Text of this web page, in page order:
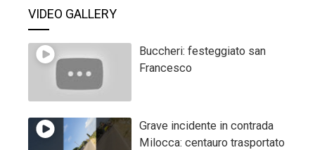
VIDEO GALLERY
Buccheri: festeggiato san
Francesco
Grave incidente in contrada
Milocca: centauro trasportato